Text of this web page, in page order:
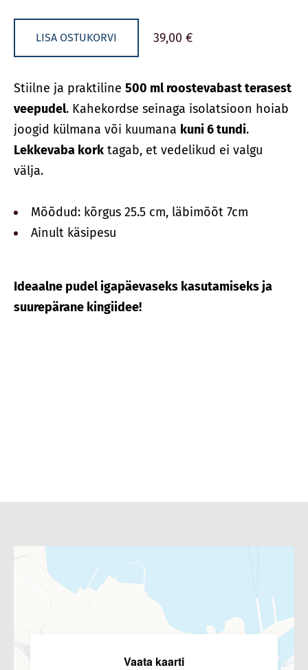
LISA OSTUKORVI 39,00 €
Stiilne ja praktiline 500 ml roostevabast terasest
veepudel. Kahekordse seinaga isolatsioon hoiab
joogid külmana või kuumana kuni 6 tundi.
Lekkevaba kork tagab, et vedelikud ei valgu
välja.
Mõõdud: kõrgus 25.5 cm, läbimõõt 7cm
Ainult käsipesu
Ideaalne pudel igapäevaseks kasutamiseks ja
suurepärane kingiidee!
Vaata kaarti